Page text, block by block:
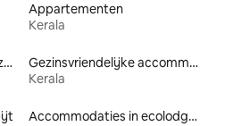
Appartementen
Kerala
Accommodaties met een zwembad
Gezinsvriendelijke accommodaties
Kerala
Accommodaties in ecolodges